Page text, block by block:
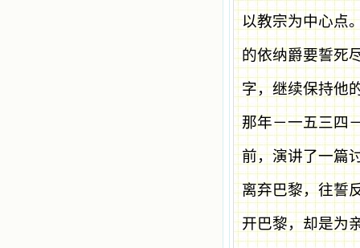
以教宗为中心点
的依纳爵要誓死
字，继续保持他
那年－一五三四
前，演讲了一篇
离弃巴黎，往誓
开巴黎，却是为